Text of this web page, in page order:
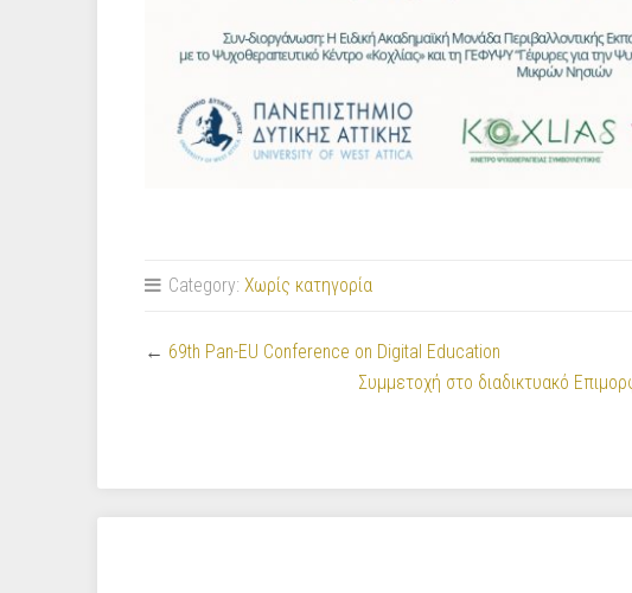
Category: Χωρίς κατηγορία
← 69th Pan-EU Conference on Digital Education
Συμμετοχή στο διαδικτυακό